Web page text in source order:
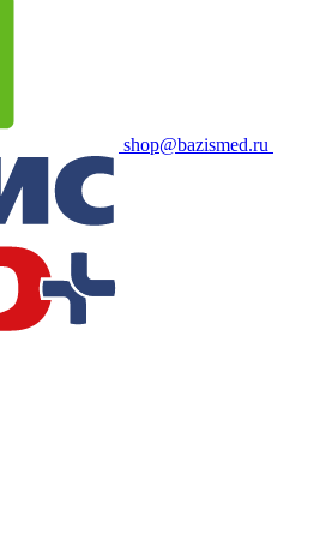
shop@bazismed.ru